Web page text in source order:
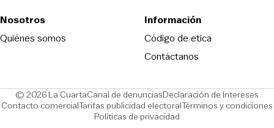
Nosotros
Quiénes somos
Información
Código de eticaOpens in new
Contáctanos
© 2026 La CuartaCanal de denunciasOpens in new window
Declaración de Intereses
Contacto comercialOpens in new window
Tarifas publicidad electoralOpens in new window
Términos y condiciones
Políticas de privacidad